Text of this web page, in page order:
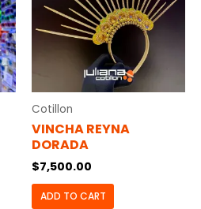
Cotillon
VINCHA REYNA
DORADA
$7,500.00
ADD TO CART